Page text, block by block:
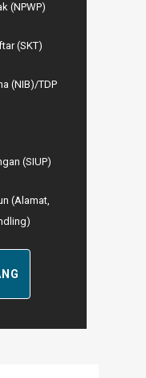
(NPWP)
(SKT)
(NIB)/TDP
(SIUP)
(Alamat,